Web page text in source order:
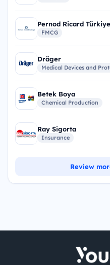
Pernod Ricard Türkiye
FMCG
Dräger
Medical Devices and
Betek Boya
Chemical Production
Ray Sigorta
Insurance
Review